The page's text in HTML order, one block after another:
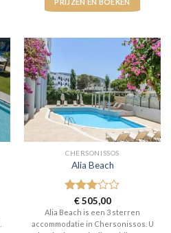
CHERSONISSOS
Alia Beach
Gewaardeerd
3uit 5
€505,00
Alia Beach is een 3 sterren
accommodatie in Chersonissos. U